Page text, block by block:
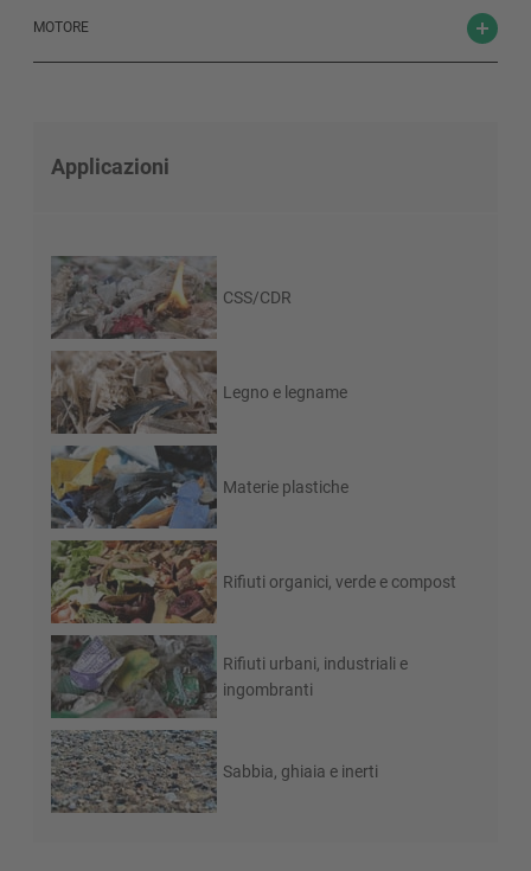
MOTORE
Applicazioni
CSS/CDR
Legno e legname
Materie plastiche
Rifiuti organici, verde e compost
Rifiuti urbani, industriali e
ingombranti
Sabbia, ghiaia e inerti